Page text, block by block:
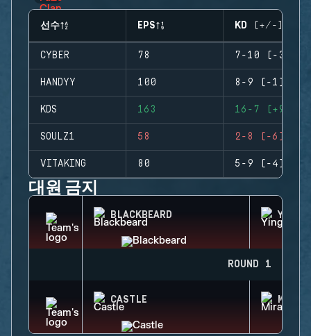
선수 EPS KD (+/-)
CYBER 78 7-10 (-3)
HANDYY 100 8-9 (-1)
KDS 163 16-7 (+9)
SOULZ1 58 2-8 (-6)
VITAKING 80 5-9 (-4)
대원 금지
BLACKBEARD YING
ROUND 1
CASTLE MIRA